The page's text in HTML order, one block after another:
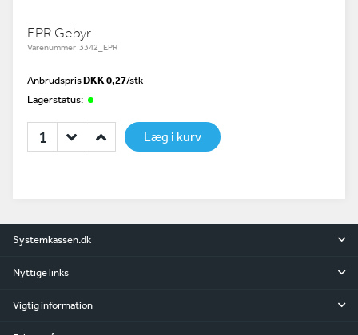
EPR Gebyr
Varenummer 3342_EPR
AnbrudsprisDKK 0,27/stk
Lagerstatus:
Læg i kurv
Systemkassen.dk
Nyttige links
Vigtig information